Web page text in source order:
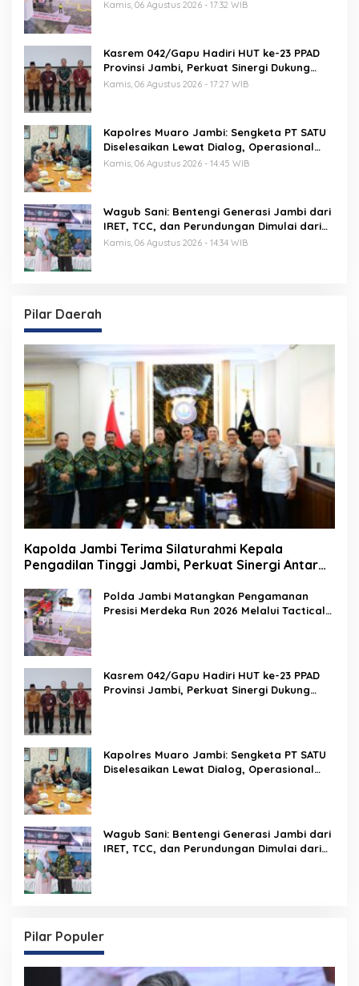
Kamis, 06 Agustus 2026 - 17:32 WIB
Kasrem 042/Gapu Hadiri HUT ke-23 PPAD
Provinsi Jambi, Perkuat Sinergi Dukung
Program Pemerintah
Kamis, 06 Agustus 2026 - 17:27 WIB
Kapolres Muaro Jambi: Sengketa PT SATU
Diselesaikan Lewat Dialog, Operasional
PKS Tetap Berjalan
Kamis, 06 Agustus 2026 - 14:45 WIB
Wagub Sani: Bentengi Generasi Jambi dari
IRET, TCC, dan Perundungan Dimulai dari
Sekolah
Kamis, 06 Agustus 2026 - 14:34 WIB
Pilar Daerah
Kapolda Jambi Terima Silaturahmi Kepala
Pengadilan Tinggi Jambi, Perkuat Sinergi Antar
Polda Jambi Matangkan Pengamanan
Presisi Merdeka Run 2026 Melalui Tactical
Kasrem 042/Gapu Hadiri HUT ke-23 PPAD
Provinsi Jambi, Perkuat Sinergi Dukung
Kapolres Muaro Jambi: Sengketa PT SATU
Diselesaikan Lewat Dialog, Operasional
Wagub Sani: Bentengi Generasi Jambi dari
IRET, TCC, dan Perundungan Dimulai dari
Pilar Populer